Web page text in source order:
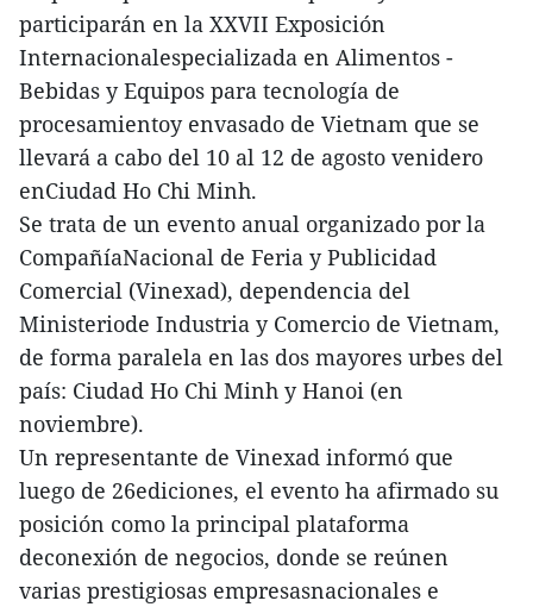
participarán en la XXVII Exposición
Internacionalespecializada en Alimentos -
Bebidas y Equipos para tecnología de
procesamientoy envasado de Vietnam que se
llevará a cabo del 10 al 12 de agosto venidero
enCiudad Ho Chi Minh.
Se trata de un evento anual organizado por la
CompañíaNacional de Feria y Publicidad
Comercial (Vinexad), dependencia del
Ministeriode Industria y Comercio de Vietnam,
de forma paralela en las dos mayores urbes del
país: Ciudad Ho Chi Minh y Hanoi (en
noviembre).
Un representante de Vinexad informó que
luego de 26ediciones, el evento ha afirmado su
posición como la principal plataforma
deconexión de negocios, donde se reúnen
varias prestigiosas empresasnacionales e